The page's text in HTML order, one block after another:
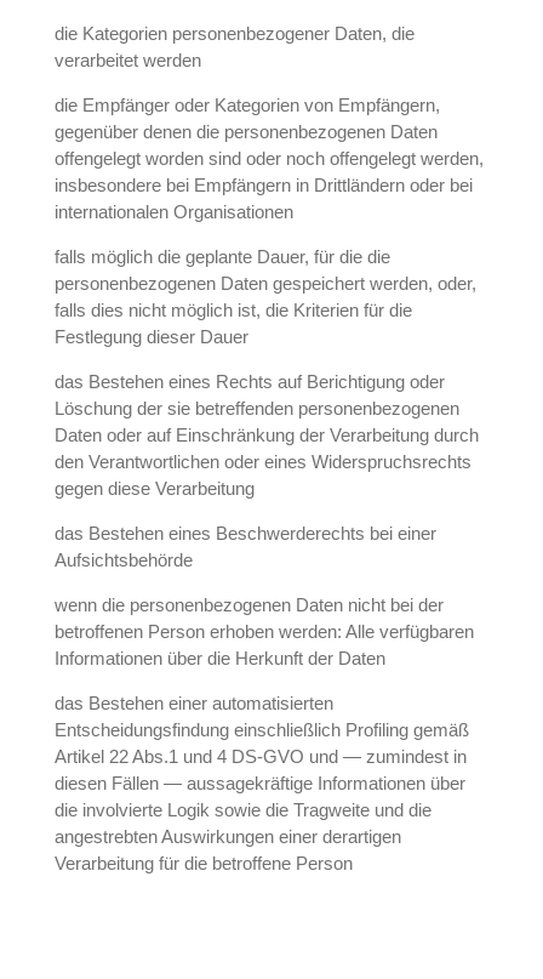
die Kategorien personenbezogener Daten, die
verarbeitet werden
die Empfänger oder Kategorien von Empfängern,
gegenüber denen die personenbezogenen Daten
offengelegt worden sind oder noch offengelegt werden,
insbesondere bei Empfängern in Drittländern oder bei
internationalen Organisationen
falls möglich die geplante Dauer, für die die
personenbezogenen Daten gespeichert werden, oder,
falls dies nicht möglich ist, die Kriterien für die
Festlegung dieser Dauer
das Bestehen eines Rechts auf Berichtigung oder
Löschung der sie betreffenden personenbezogenen
Daten oder auf Einschränkung der Verarbeitung durch
den Verantwortlichen oder eines Widerspruchsrechts
gegen diese Verarbeitung
das Bestehen eines Beschwerderechts bei einer
Aufsichtsbehörde
wenn die personenbezogenen Daten nicht bei der
betroffenen Person erhoben werden: Alle verfügbaren
Informationen über die Herkunft der Daten
das Bestehen einer automatisierten
Entscheidungsfindung einschließlich Profiling gemäß
Artikel 22 Abs.1 und 4 DS-GVO und — zumindest in
diesen Fällen — aussagekräftige Informationen über
die involvierte Logik sowie die Tragweite und die
angestrebten Auswirkungen einer derartigen
Verarbeitung für die betroffene Person